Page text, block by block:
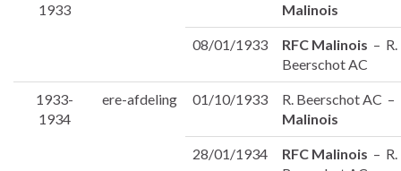
1933
Malinois
08/01/1933 RFC Malinois – R.
Beerschot AC
1933-
1934
ere-afdeling 01/10/1933 R. Beerschot AC –
Malinois
28/01/1934 RFC Malinois – R.